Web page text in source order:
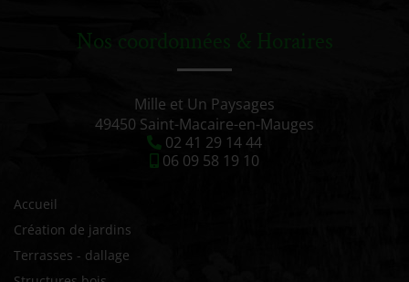
Nos coordonnées & Horaires
Mille et Un Paysages
49450 Saint-Macaire-en-Mauges
02 41 29 14 44
06 09 58 19 10
Accueil
Création de jardins
Terrasses - dallage